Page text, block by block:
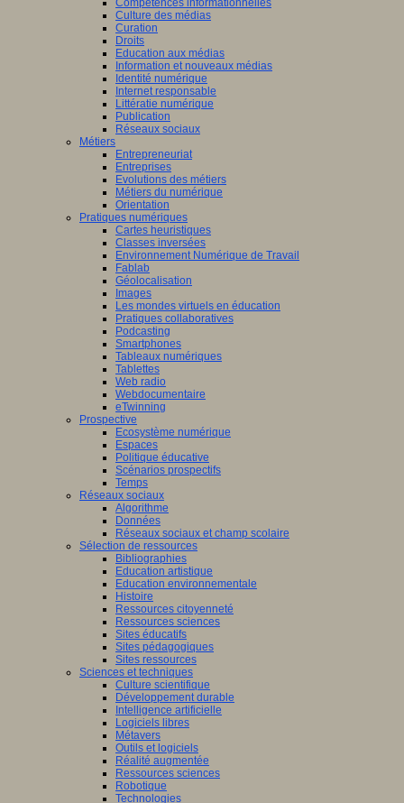
Compétences informationnelles
Culture des médias
Curation
Droits
Education aux médias
Information et nouveaux médias
Identité numérique
Internet responsable
Littératie numérique
Publication
Réseaux sociaux
Métiers
Entrepreneuriat
Entreprises
Evolutions des métiers
Métiers du numérique
Orientation
Pratiques numériques
Cartes heuristiques
Classes inversées
Environnement Numérique de Travail
Fablab
Géolocalisation
Images
Les mondes virtuels en éducation
Pratiques collaboratives
Podcasting
Smartphones
Tableaux numériques
Tablettes
Web radio
Webdocumentaire
eTwinning
Prospective
Ecosystème numérique
Espaces
Politique éducative
Scénarios prospectifs
Temps
Réseaux sociaux
Algorithme
Données
Réseaux sociaux et champ scolaire
Sélection de ressources
Bibliographies
Education artistique
Education environnementale
Histoire
Ressources citoyenneté
Ressources sciences
Sites éducatifs
Sites pédagogiques
Sites ressources
Sciences et techniques
Culture scientifique
Développement durable
Intelligence artificielle
Logiciels libres
Métavers
Outils et logiciels
Réalité augmentée
Ressources sciences
Robotique
Technologies